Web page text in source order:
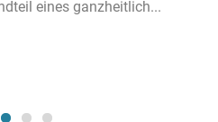
eines ganzheitlich...